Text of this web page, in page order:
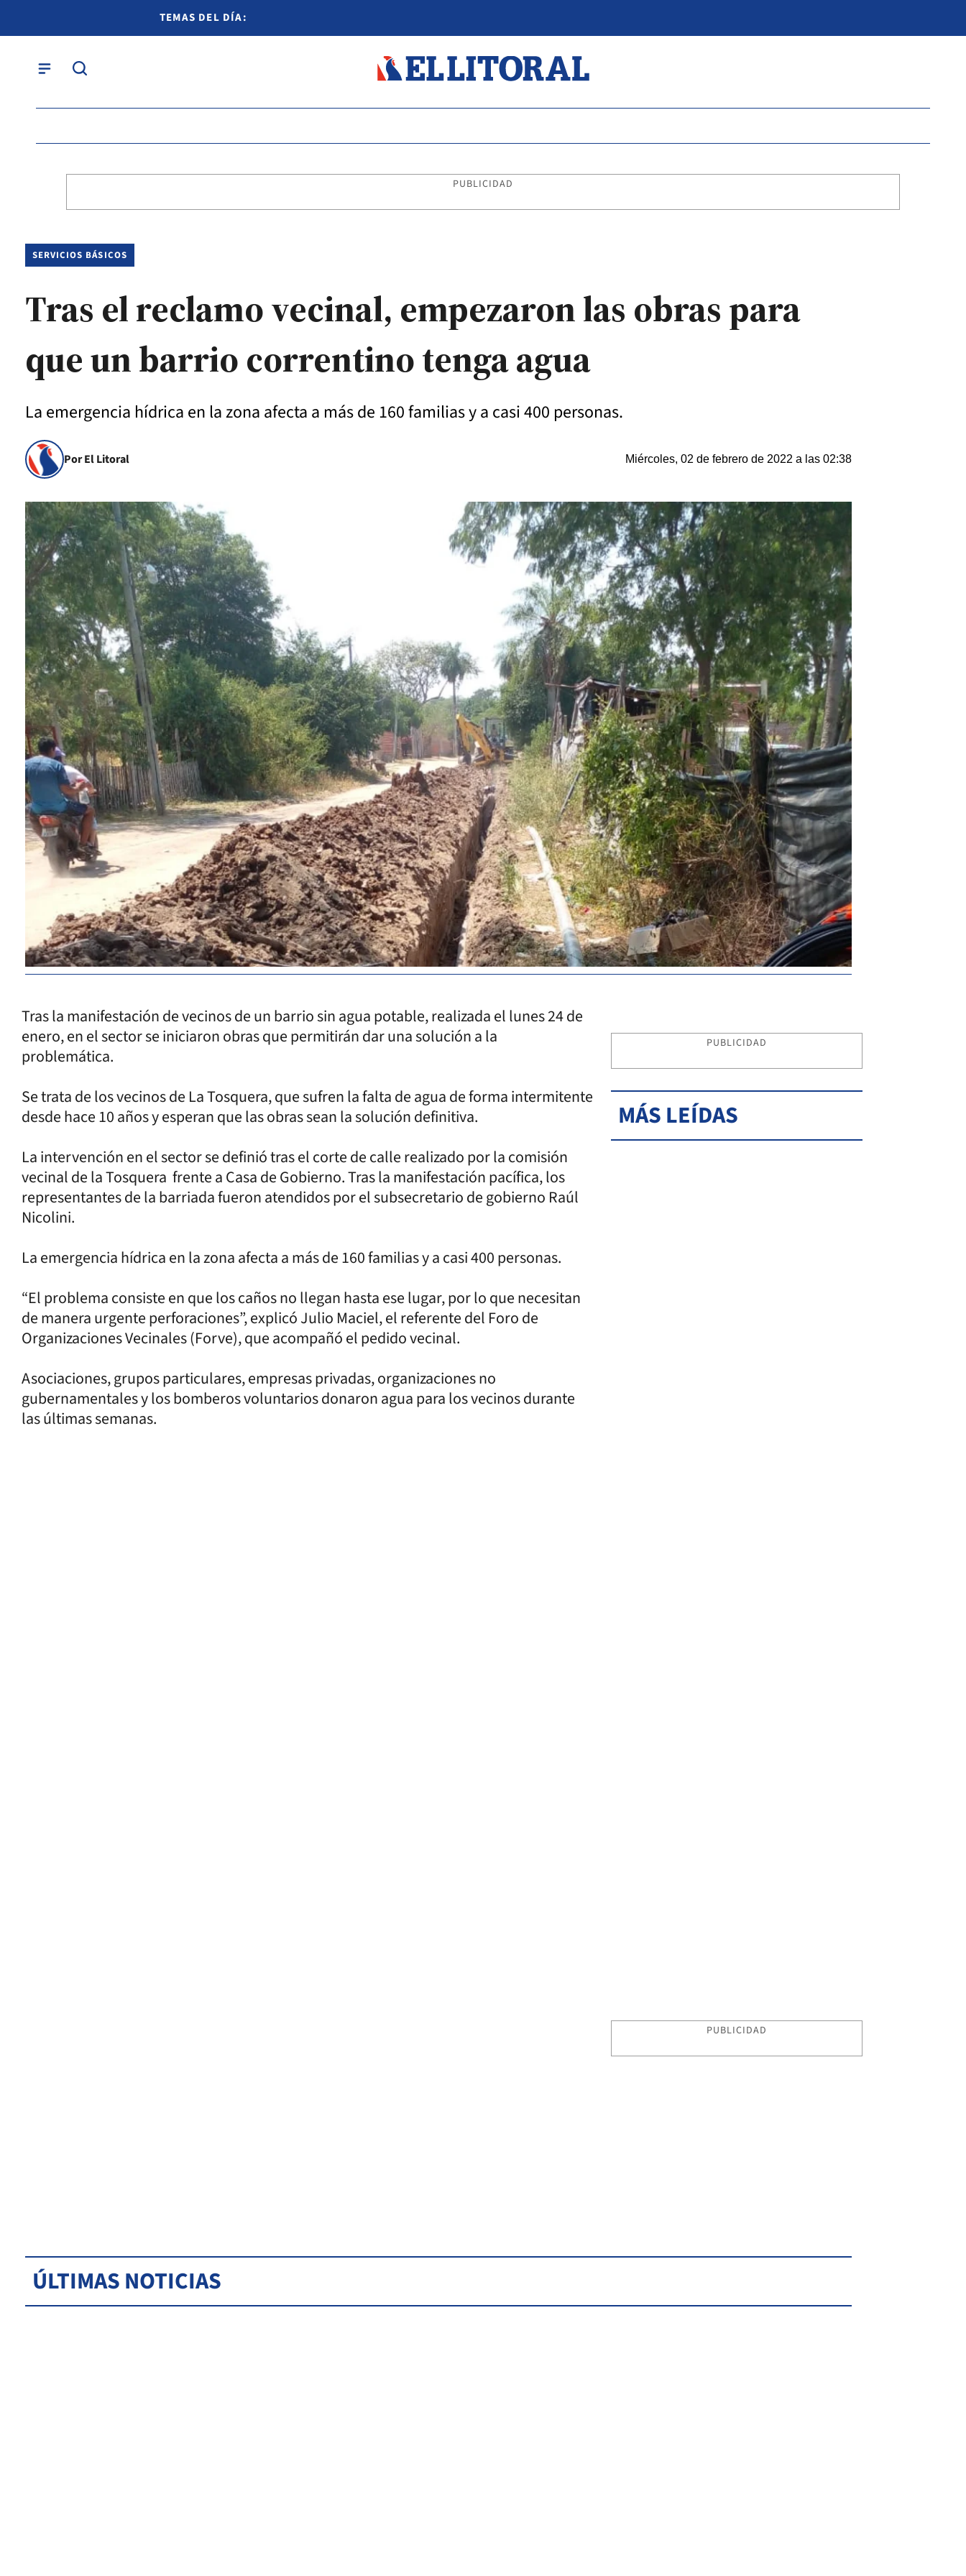
TEMAS DEL DÍA:
PUBLICIDAD
SERVICIOS BÁSICOS
Tras el reclamo vecinal, empezaron las obras para
que un barrio correntino tenga agua
La emergencia hídrica en la zona afecta a más de 160 familias y a casi 400 personas.
Por El Litoral Miércoles, 02 de febrero de 2022 a las 02:38
Tras la manifestación de vecinos de un barrio sin agua potable, realizada el lunes 24 de
enero, en el sector se iniciaron obras que permitirán dar una solución a la
problemática.
Se trata de los vecinos de La Tosquera, que sufren la falta de agua de forma intermitente
desde hace 10 años y esperan que las obras sean la solución definitiva.
La intervención en el sector se definió tras el corte de calle realizado por la comisión
vecinal de la Tosquera frente a Casa de Gobierno. Tras la manifestación pacífica, los
representantes de la barriada fueron atendidos por el subsecretario de gobierno Raúl
Nicolini.
La emergencia hídrica en la zona afecta a más de 160 familias y a casi 400 personas.
“El problema consiste en que los caños no llegan hasta ese lugar, por lo que necesitan
de manera urgente perforaciones”, explicó Julio Maciel, el referente del Foro de
Organizaciones Vecinales (Forve), que acompañó el pedido vecinal.
Asociaciones, grupos particulares, empresas privadas, organizaciones no
gubernamentales y los bomberos voluntarios donaron agua para los vecinos durante
las últimas semanas.
PUBLICIDAD
MÁS LEÍDAS
PUBLICIDAD
ÚLTIMAS NOTICIAS